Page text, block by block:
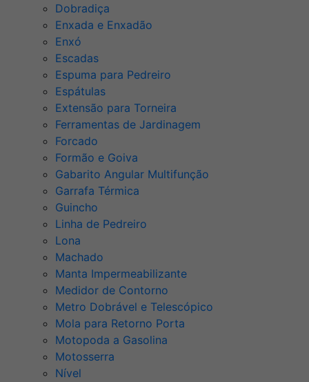
Dobradiça
Enxada e Enxadão
Enxó
Escadas
Espuma para Pedreiro
Espátulas
Extensão para Torneira
Ferramentas de Jardinagem
Forcado
Formão e Goiva
Gabarito Angular Multifunção
Garrafa Térmica
Guincho
Linha de Pedreiro
Lona
Machado
Manta Impermeabilizante
Medidor de Contorno
Metro Dobrável e Telescópico
Mola para Retorno Porta
Motopoda a Gasolina
Motosserra
Nível